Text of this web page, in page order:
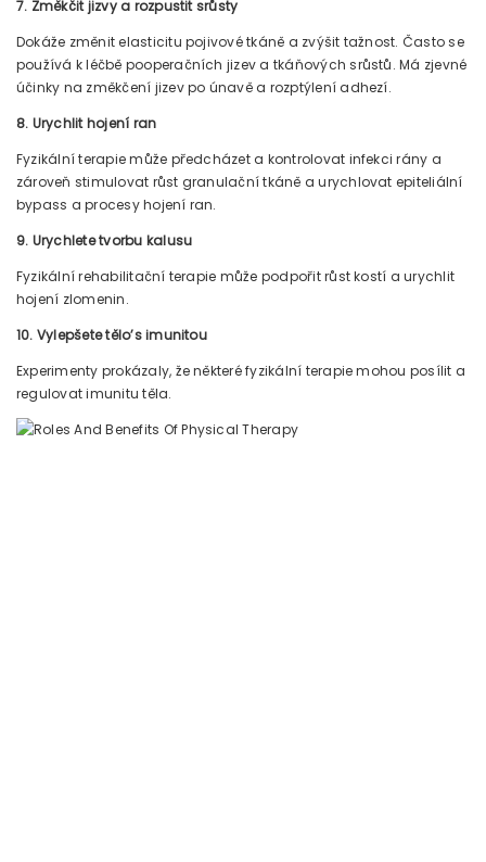
7. Změkčit jizvy a rozpustit srůsty
Dokáže změnit elasticitu pojivové tkáně a zvýšit tažnost. Často se
používá k léčbě pooperačních jizev a tkáňových srůstů. Má zjevné
účinky na změkčení jizev po únavě a rozptýlení adhezí.
8. Urychlit hojení ran
Fyzikální terapie může předcházet a kontrolovat infekci rány a
zároveň stimulovat růst granulační tkáně a urychlovat epiteliální
bypass a procesy hojení ran.
9. Urychlete tvorbu kalusu
Fyzikální rehabilitační terapie může podpořit růst kostí a urychlit
hojení zlomenin.
10. Vylepšete tělo’s imunitou
Experimenty prokázaly, že některé fyzikální terapie mohou posílit a
regulovat imunitu těla.